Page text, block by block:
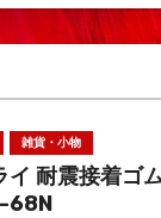
雑貨・小物
イ 耐震接着ゴ
68N